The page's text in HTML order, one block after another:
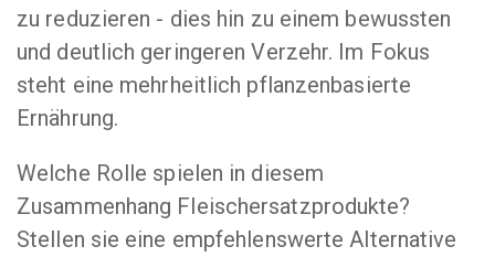
zu reduzieren - dies hin zu einem bewussten
und deutlich geringeren Verzehr. Im Fokus
steht eine mehrheitlich pflanzenbasierte
Ernährung.
Welche Rolle spielen in diesem
Zusammenhang Fleischersatzprodukte?
Stellen sie eine empfehlenswerte Alternative